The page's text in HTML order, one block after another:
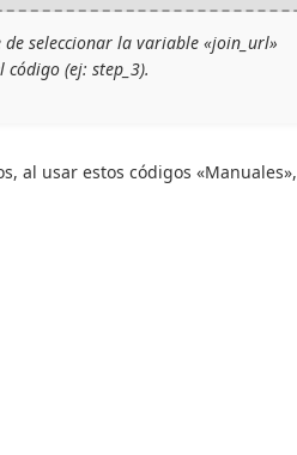
seleccionar la variable «join_url»
(ej: step_3).
al usar estos códigos «Manuales»,